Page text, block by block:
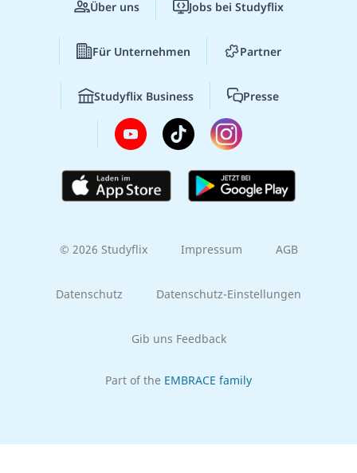
Über uns Jobs bei Studyflix
Für Unternehmen Partner
Studyflix Business Presse
© 2026 Studyflix Impressum AGB
Datenschutz Datenschutz-Einstellungen
Gib uns Feedback
Part of the EMBRACE family